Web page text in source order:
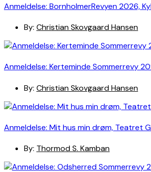
Anmeldelse: BornholmerRevyen 2026,
By: Christian Skovgaard Hansen
Anmeldelse: Kerteminde Sommerrevy
By: Christian Skovgaard Hansen
Anmeldelse: Mit hus min drøm, Teatret
By: Thormod S. Kamban